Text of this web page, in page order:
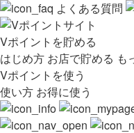
よくある質問
Vポイントを貯める
はじめ方 お店で貯める も
Vポイントを使う
使い方 お得に使う